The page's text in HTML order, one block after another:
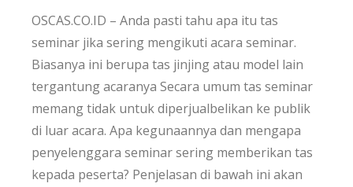
OSCAS.CO.ID – Anda pasti tahu apa itu tas
seminar jika sering mengikuti acara seminar.
Biasanya ini berupa tas jinjing atau model lain
tergantung acaranya Secara umum tas seminar
memang tidak untuk diperjualbelikan ke publik
di luar acara. Apa kegunaannya dan mengapa
penyelenggara seminar sering memberikan tas
kepada peserta? Penjelasan di bawah ini akan